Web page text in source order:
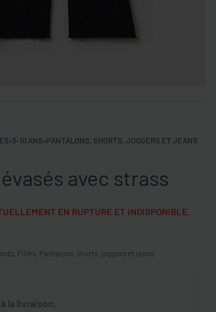
›3-10 ANS›PANTALONS, SHORTS, JOGGERS ET JEANS
avec strass
EN RUPTURE ET INDISPONIBLE.
Filles Pantalons, shorts, joggers et jeans
à la livraison.